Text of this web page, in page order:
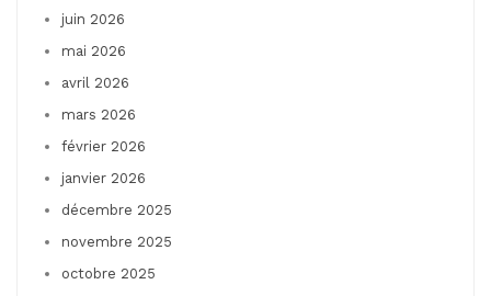
juin 2026
mai 2026
avril 2026
mars 2026
février 2026
janvier 2026
décembre 2025
novembre 2025
octobre 2025